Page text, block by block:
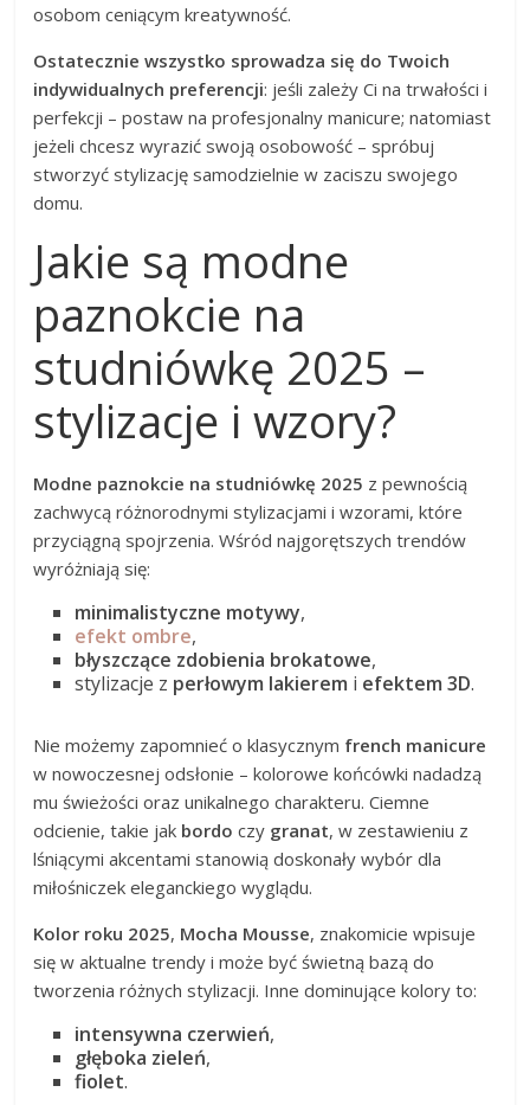
osobom ceniącym kreatywność.
Ostatecznie wszystko sprowadza się do Twoich
indywidualnych preferencji: jeśli zależy Ci na trwałości i
perfekcji – postaw na profesjonalny manicure; natomiast
jeżeli chcesz wyrazić swoją osobowość – spróbuj
stworzyć stylizację samodzielnie w zaciszu swojego
domu.
Jakie są modne
paznokcie na
studniówkę 2025 –
stylizacje i wzory?
Modne paznokcie na studniówkę 2025 z pewnością
zachwycą różnorodnymi stylizacjami i wzorami, które
przyciągną spojrzenia. Wśród najgorętszych trendów
wyróżniają się:
minimalistyczne motywy,
efekt ombre,
błyszczące zdobienia brokatowe,
stylizacje z perłowym lakierem i efektem 3D.
Nie możemy zapomnieć o klasycznym french manicure
w nowoczesnej odsłonie – kolorowe końcówki nadadzą
mu świeżości oraz unikalnego charakteru. Ciemne
odcienie, takie jak bordo czy granat, w zestawieniu z
lśniącymi akcentami stanowią doskonały wybór dla
miłośniczek eleganckiego wyglądu.
Kolor roku 2025, Mocha Mousse, znakomicie wpisuje
się w aktualne trendy i może być świetną bazą do
tworzenia różnych stylizacji. Inne dominujące kolory to:
intensywna czerwień,
głęboka zieleń,
fiolet.